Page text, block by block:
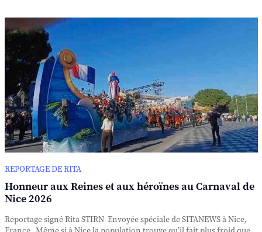
REPORTAGE DE RITA
Honneur aux Reines et aux héroïnes au Carnaval de
Nice 2026
Reportage signé Rita STIRN Envoyée spéciale de SITANEWS à Nice,